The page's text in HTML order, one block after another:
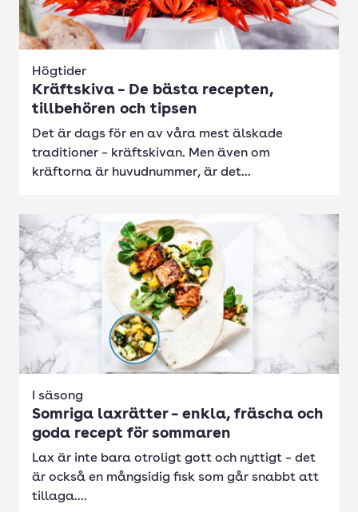
Högtider
Kräftskiva – De bästa recepten,
tillbehören och tipsen
Det är dags för en av våra mest älskade
traditioner – kräftskivan. Men även om
kräftorna är huvudnummer, är det...
I säsong
Somriga laxrätter – enkla, fräscha och
goda recept för sommaren
Lax är inte bara otroligt gott och nyttigt – det
är också en mångsidig fisk som går snabbt att
tillaga....